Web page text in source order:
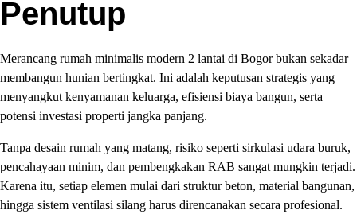
Penutup
Merancang rumah minimalis modern 2 lantai di Bogor bukan sekadar
membangun hunian bertingkat. Ini adalah keputusan strategis yang
menyangkut kenyamanan keluarga, efisiensi biaya bangun, serta
potensi investasi properti jangka panjang.
Tanpa desain rumah yang matang, risiko seperti sirkulasi udara buruk,
pencahayaan minim, dan pembengkakan RAB sangat mungkin terjadi.
Karena itu, setiap elemen mulai dari struktur beton, material bangunan,
hingga sistem ventilasi silang harus direncanakan secara profesional.